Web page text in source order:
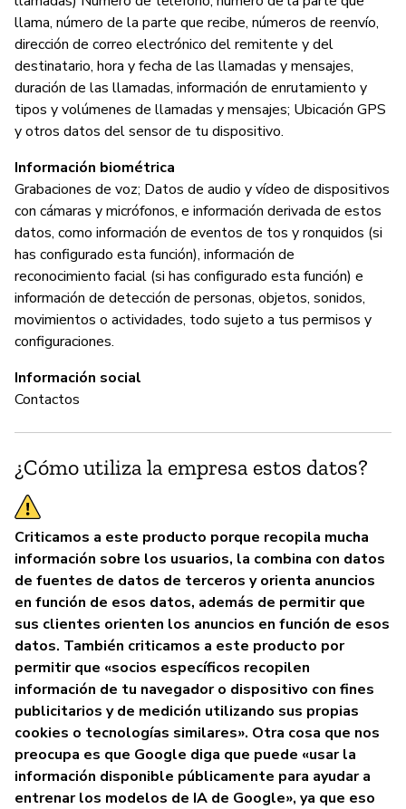
llama, número de la parte que recibe, números de reenvío,
dirección de correo electrónico del remitente y del
destinatario, hora y fecha de las llamadas y mensajes,
duración de las llamadas, información de enrutamiento y
tipos y volúmenes de llamadas y mensajes; Ubicación GPS
y otros datos del sensor de tu dispositivo.
Información biométrica
Grabaciones de voz; Datos de audio y vídeo de dispositivos
con cámaras y micrófonos, e información derivada de estos
datos, como información de eventos de tos y ronquidos (si
has configurado esta función), información de
reconocimiento facial (si has configurado esta función) e
información de detección de personas, objetos, sonidos,
movimientos o actividades, todo sujeto a tus permisos y
configuraciones.
Información social
Contactos
¿Cómo utiliza la empresa estos datos?
Criticamos a este producto porque recopila mucha
información sobre los usuarios, la combina con datos
de fuentes de datos de terceros y orienta anuncios
en función de esos datos, además de permitir que
sus clientes orienten los anuncios en función de esos
datos. También criticamos a este producto por
permitir que «socios específicos recopilen
información de tu navegador o dispositivo con fines
publicitarios y de medición utilizando sus propias
cookies o tecnologías similares». Otra cosa que nos
preocupa es que Google diga que puede «usar la
información disponible públicamente para ayudar a
entrenar los modelos de IA de Google», ya que eso